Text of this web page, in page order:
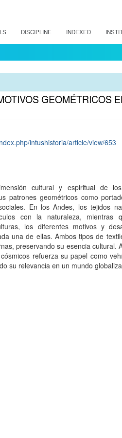
DISCIPLINE INDEXED
GEOMÉTRICOS
intushistoria/article/view/653
cultural y espiritual de
patrones geométricos como
En los Andes, los tejidos
con la naturaleza, mientras
los diferentes motivos y
una de ellas. Ambos tipos de
preservando su esencia cultural.
refuerza su papel como
su relevancia en un mundo